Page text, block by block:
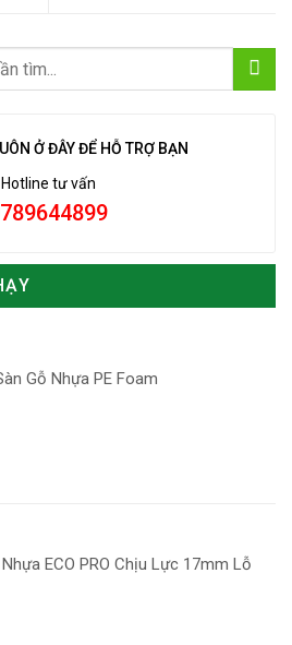
Ở ĐÂY ĐỂ HỖ TRỢ BẠN
Hotline tư vấn
Gỗ Nhựa PE Foam
ECO PRO Chịu Lực 17mm Lỗ